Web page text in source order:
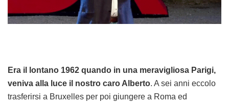
Era il lontano 1962 quando in una meravigliosa Parigi,
veniva alla luce il nostro caro Alberto. A sei anni eccolo
trasferirsi a Bruxelles per poi giungere a Roma ed